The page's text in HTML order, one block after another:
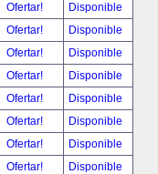
Ofertar!
Disponible
Ofertar!
Disponible
Ofertar!
Disponible
Ofertar!
Disponible
Ofertar!
Disponible
Ofertar!
Disponible
Ofertar!
Disponible
Ofertar!
Disponible